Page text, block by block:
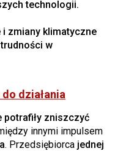
technologii.
i zmiany klimatyczne
w
działania
potrafiły zniszczyć
innymi impulsem
. Przedsiębiorca jednej